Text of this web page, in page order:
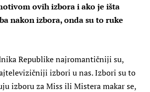
ovih izbora i ako je išta
nakon izbora, onda su to ruke
Republike najromantičniji su,
izbori u nas. Izbori su to
izboru za Miss ili Mistera makar se,